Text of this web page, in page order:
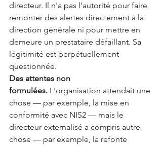
directeur. Il n'a pas l'autorité pour faire
remonter des alertes directement à la
direction générale ni pour mettre en
demeure un prestataire défaillant. Sa
légitimité est perpétuellement
questionnée.
Des attentes non
formulées. L'organisation attendait une
chose — par exemple, la mise en
conformité avec NIS2 — mais le
directeur externalisé a compris autre
chose — par exemple, la refonte